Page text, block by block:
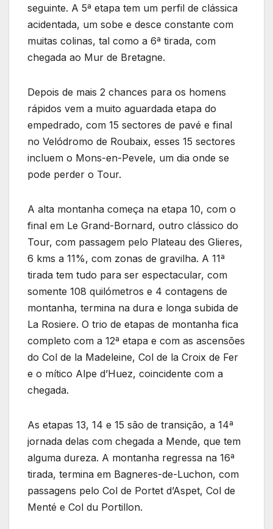
seguinte. A 5ª etapa tem um perfil de clássica
acidentada, um sobe e desce constante com
muitas colinas, tal como a 6ª tirada, com
chegada ao Mur de Bretagne.
Depois de mais 2 chances para os homens
rápidos vem a muito aguardada etapa do
empedrado, com 15 sectores de pavé e final
no Velódromo de Roubaix, esses 15 sectores
incluem o Mons-en-Pevele, um dia onde se
pode perder o Tour.
A alta montanha começa na etapa 10, com o
final em Le Grand-Bornard, outro clássico do
Tour, com passagem pelo Plateau des Glieres,
6 kms a 11%, com zonas de gravilha. A 11ª
tirada tem tudo para ser espectacular, com
somente 108 quilómetros e 4 contagens de
montanha, termina na dura e longa subida de
La Rosiere. O trio de etapas de montanha fica
completo com a 12ª etapa e com as ascensões
do Col de la Madeleine, Col de la Croix de Fer
e o mítico Alpe d’Huez, coincidente com a
chegada.
As etapas 13, 14 e 15 são de transição, a 14ª
jornada delas com chegada a Mende, que tem
alguma dureza. A montanha regressa na 16ª
tirada, termina em Bagneres-de-Luchon, com
passagens pelo Col de Portet d’Aspet, Col de
Menté e Col du Portillon.